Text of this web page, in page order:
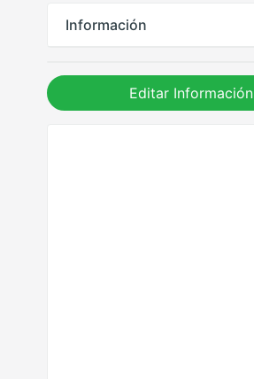
Información
Editar Información